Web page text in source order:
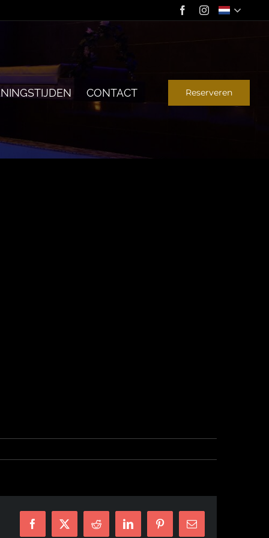
CONTACT Reserveren
Facebook
X Reddit LinkedInPinterest
E-